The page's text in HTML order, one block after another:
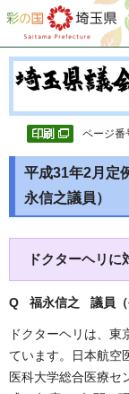
彩の国 埼玉県
ページ番
平成31年2月定
永信之議員）
ドクターヘリに
Q 福永信之 議員（
ドクターヘリは、
ています。日本航空
医科大学総合医療セ